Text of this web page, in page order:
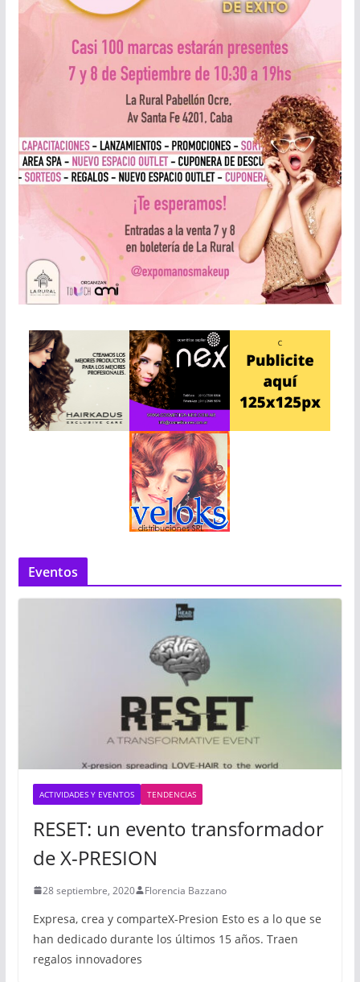
Eventos
ACTIVIDADES Y EVENTOS TENDENCIAS
RESET: un evento transformador
de X-PRESION
28 septiembre, 2020 Florencia Bazzano
Expresa, crea y comparteX-Presion Esto es a lo que se
han dedicado durante los últimos 15 años. Traen
regalos innovadores